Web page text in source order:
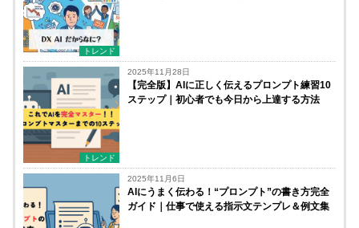
トレンド
トレンド
2025年11月28日
【完全版】AIに正しく伝えるプロンプト練習10
ステップ｜初心者でも今日から上達する方法
2025年11月6日
AIにうまく伝わる！“プロンプト”の書き方完全
ガイド｜仕事で使える指示文テンプレ＆例文集